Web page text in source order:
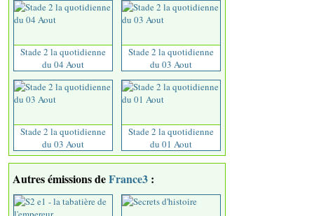
Stade 2 la quotidienne
du 04 Aout
Stade 2 la quotidienne
du 03 Aout
Stade 2 la quotidienne
du 03 Aout
Stade 2 la quotidienne
du 01 Aout
Autres émissions deFrance3 :